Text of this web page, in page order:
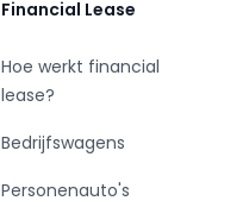
Financial Lease
Hoe werkt financial
lease?
Bedrijfswagens
Personenauto's